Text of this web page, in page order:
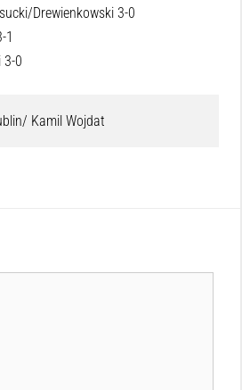
Drewienkowski 3-0
1
3-0
Kamil Wojdat